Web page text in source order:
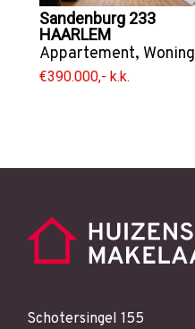
Sandenburg 233
HAARLEM
Appartement, Woning
€390.000,- k.k.
Schotersingel 155